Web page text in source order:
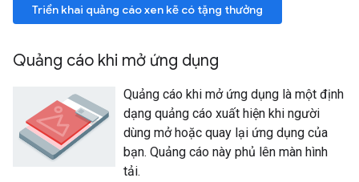
Triển khai quảng cáo xen kẽ có tặng thưởng
Quảng cáo khi mở ứng dụng
Quảng cáo khi mở ứng dụng là một định
dạng quảng cáo xuất hiện khi người
dùng mở hoặc quay lại ứng dụng của
bạn. Quảng cáo này phủ lên màn hình
tải.